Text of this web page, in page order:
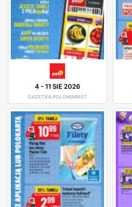
4 -11 SIE 2026
GAZETKA POLOMARKET